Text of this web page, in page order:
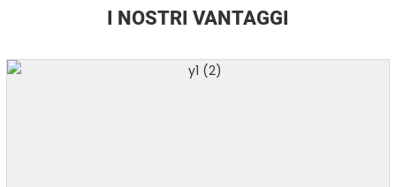
I NOSTRI VANTAGGI